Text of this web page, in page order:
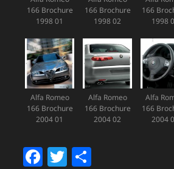
166 Brochure
1998 01
166 Brochure
1998 02
166
1998
Alfa Romeo
166 Brochure
2004 01
Alfa Romeo
166 Brochure
2004 02
Alfa
166
2004
F T